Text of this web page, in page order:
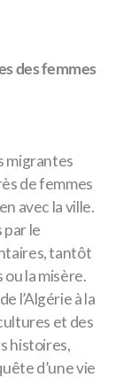
des femmes
migrantes
de femmes
avec la ville.
par le
tantôt
la misère.
l’Algérie à la
et des
histoires,
d’une vie